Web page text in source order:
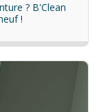
? B'Clean
!